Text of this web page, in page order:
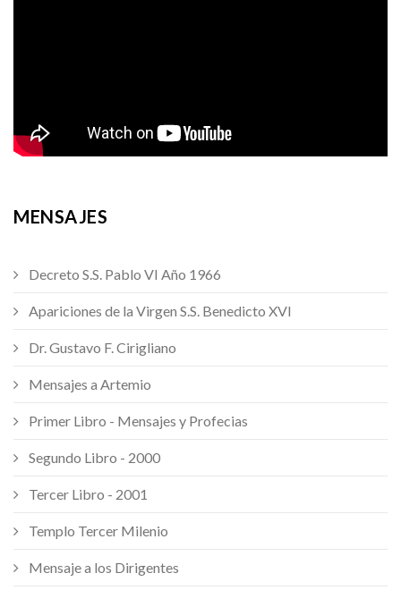
MENSAJES
Decreto S.S. Pablo VI Año 1966
Apariciones de la Virgen S.S. Benedicto XVI
Dr. Gustavo F. Cirigliano
Mensajes a Artemio
Primer Libro - Mensajes y Profecias
Segundo Libro - 2000
Tercer Libro - 2001
Templo Tercer Milenio
Mensaje a los Dirigentes